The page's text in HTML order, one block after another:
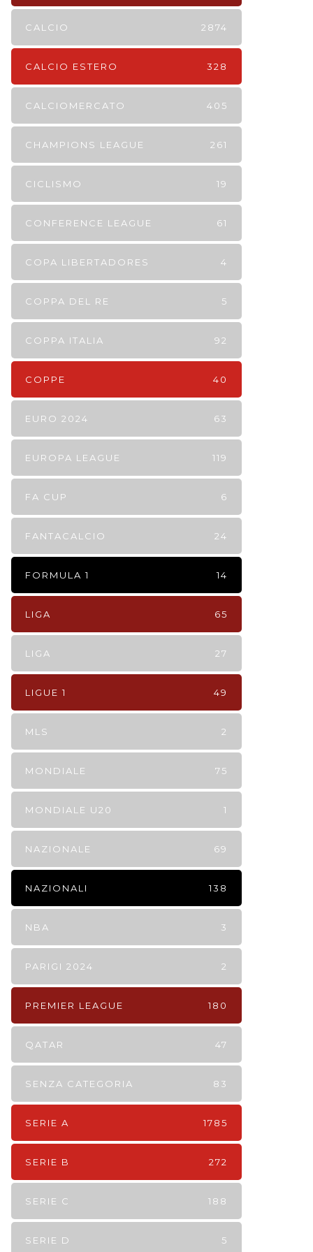
CALCIO 2874
CALCIO ESTERO 328
CALCIOMERCATO 405
CHAMPIONS LEAGUE 261
CICLISMO 19
CONFERENCE LEAGUE 61
COPA LIBERTADORES 4
COPPA DEL RE 5
COPPA ITALIA 92
COPPE 40
EURO 2024 63
EUROPA LEAGUE 119
FA CUP 6
FANTACALCIO 24
FORMULA 1 14
LIGA 65
LIGA 27
LIGUE 1 49
MLS 2
MONDIALE 75
MONDIALE U20 1
NAZIONALE 69
NAZIONALI 138
NBA 3
PARIGI 2024 2
PREMIER LEAGUE 180
QATAR 47
SENZA CATEGORIA 83
SERIE A 1785
SERIE B 272
SERIE C 188
SERIE D 5